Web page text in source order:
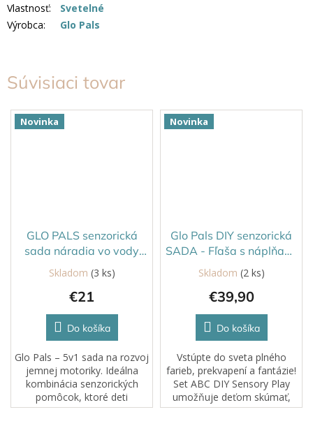
Súvisiaci tovar
Novinka
GLO PALS senzorická
sada náradia vo vody
5v1
Priemerné
5
hviezdičiek.
Skladom (3 ks)
€21
Do košíka
Glo Pals – 5v1 sada na rozvoj
jemnej motoriky. Ideálna
kombinácia senzorických
pomôcok, ktoré deti
motivujú k chyteniu,
Novinka
Glo Pals DIY senzorická
SADA - Fľaša s náplňami
a samolepkami ABC
Skladom (2 ks)
€39,90
Do košíka
Vstúpte do sveta plného
farieb, prekvapení a fantázie!
Set ABC DIY Sensory Play
umožňuje deťom skúmať,
miešať, tvoriť a vytvárať
Vlastnosť:
Svetelné
Výrobca: Glo Pals